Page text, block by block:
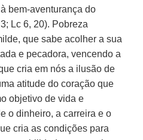
bem-aventurança do
Lc 6, 20). Pobreza
que sabe acolher a sua
e pecadora, vencendo a
cria em nós a ilusão de
atitude do coração que
objetivo de vida e
o dinheiro, a carreira e o
cria as condições para